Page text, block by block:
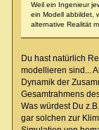
Weil ein Ingenieur
ein Modell abbildet,
alternative Realität
Du hast natürlich
modellieren sind...
Dynamik der
Gesamtrahmens
Was würdest Du
gar solchen zur